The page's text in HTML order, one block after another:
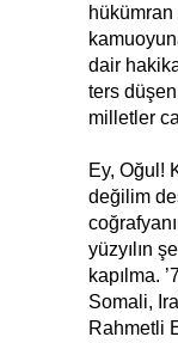
dair
ters
milletler
Ey, Oğul!
değilim
yüzyılın
kapılma.
Somali,
Rahmetli